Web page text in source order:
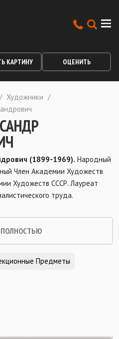
КАРТИНУ ОЦЕНИТЬ
/ Художники /
(1899-1969). Народный
Член Академии Художеств
Художеств СССР. Лауреат
труда.
ПОЛНОСТЬЮ
Предметы